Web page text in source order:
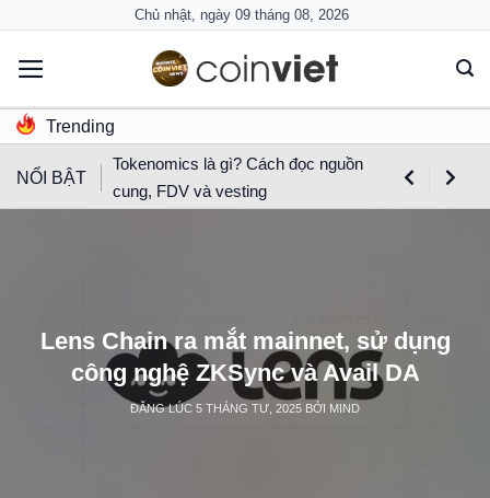
content
Chủ nhật, ngày 09 tháng 08, 2026
Trending
NỔI BẬT
Tokenomics là gì? Cách đọc nguồn
cung, FDV và vesting
Lens Chain ra mắt mainnet, sử dụng
công nghệ ZKSync và Avail DA
ĐĂNG LÚC 5 THÁNG TƯ, 2025 BỞI MIND